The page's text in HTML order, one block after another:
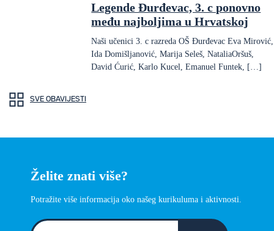
Legende Đurđevac, 3. c ponovno
među najboljima u Hrvatskoj
Naši učenici 3. c razreda OŠ Đurđevac Eva Mirović,
Ida Domišljanović, Marija Seleš, NataliaOršuš,
David Ćurić, Karlo Kucel, Emanuel Funtek, […]
SVE OBAVIJESTI
Želite znati više?
Potražite više informacija oko našeg kurikuluma i aktivnosti.